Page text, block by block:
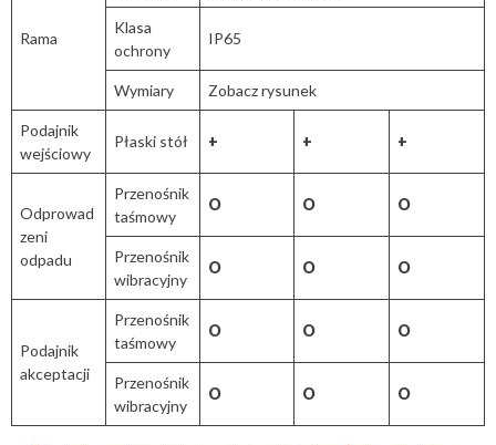
Rama
Klasa
ochrony
IP65
Wymiary Zobacz rysunek
Podajnik
wejściowy
Płaski stół + + +
Odprowad
zeni
odpadu
Przenośnik
taśmowy
O O O
Przenośnik
wibracyjny
O O O
Podajnik
akceptacji
Przenośnik
taśmowy
O O O
Przenośnik
wibracyjny
O O O